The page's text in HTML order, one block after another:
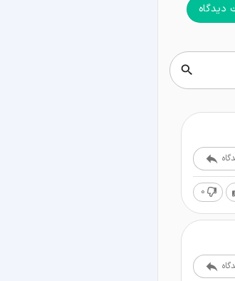
دیدگاه
0